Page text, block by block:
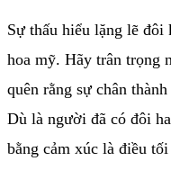
Sự thấu hiểu lặng lẽ
hoa mỹ. Hãy trân trọng
quên rằng sự chân
Dù là người đã có đôi
bằng cảm xúc là điều